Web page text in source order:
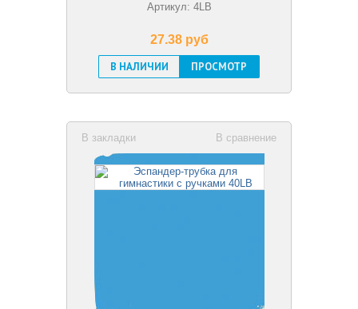
Артикул: 4LB
27.38 pуб
В НАЛИЧИИ
ПРОСМОТР
В сравнение
В закладки